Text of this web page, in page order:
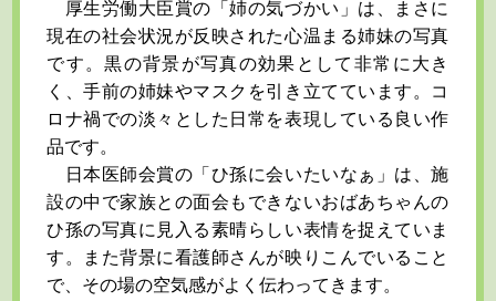
厚生労働大臣賞の「姉の気づかい」は、まさに
現在の社会状況が反映された心温まる姉妹の写真
です。黒の背景が写真の効果として非常に大き
く、手前の姉妹やマスクを引き立てています。コ
ロナ禍での淡々とした日常を表現している良い作
品です。
日本医師会賞の「ひ孫に会いたいなぁ」は、施
設の中で家族との面会もできないおばあちゃんの
ひ孫の写真に見入る素晴らしい表情を捉えていま
す。また背景に看護師さんが映りこんでいること
で、その場の空気感がよく伝わってきます。